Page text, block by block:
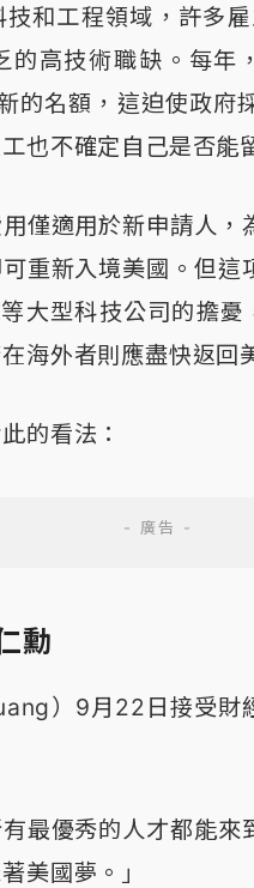
和工程領域，許多
的高技術職缺。每年
的名額，這迫使政府
也不確定自己是否能
僅適用於新申請人，
重新入境美國。但這
大型科技公司的擔憂
海外者則應盡快返回
的看法：
勳
）9月22日接受財
最優秀的人才都能來
美國夢。」